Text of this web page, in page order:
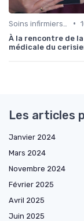
•
À la rencontre de
médicale du
Les articles
Janvier 2024
Mars 2024
Novembre 2024
Février 2025
Avril 2025
Juin 2025